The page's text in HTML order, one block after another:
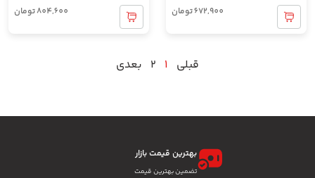
672,900تومان 804,600تومان
قبلی 1
2 بعدی
بهترین قیمت بازار
تضمین بهترین قیمت